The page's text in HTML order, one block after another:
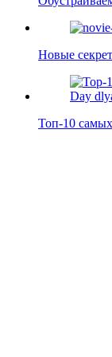
Новые
Топ-10